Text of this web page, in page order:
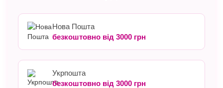
Нова Пошта
безкоштовно від 3000 грн
Укрпошта
безкоштовно від 3000 грн